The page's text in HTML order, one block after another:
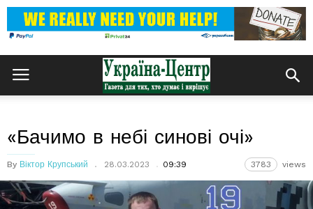
«Бачимо в небі синові очі»
By Віктор Крупський 28.03.2023 09:39 3783 views